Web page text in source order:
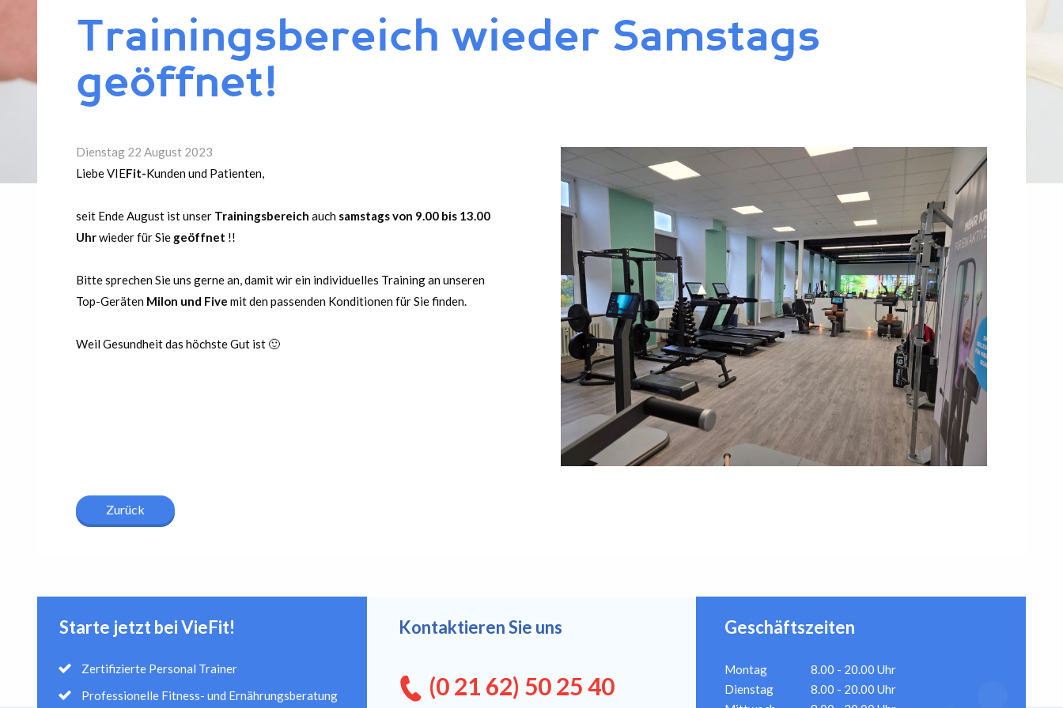
Trainingsbereich wieder Samstags
geöffnet!
Dienstag 22 August 2023
Liebe VIEFit-Kunden und Patienten,
seit Ende August ist unser Trainingsbereich auch samstags von 9.00 bis 13.00
Uhrwieder für Sie geöffnet !!
Bitte sprechen Sie uns gerne an, damit wir ein individuelles Training an unseren
Top-Geräten Milon und Five mit den passenden Konditionen für Sie finden.
Weil Gesundheit das höchste Gut ist 🙂
Zurück
Starte jetzt bei VieFit!
Zertifizierte Personal Trainer
Professionelle Fitness- und Ernährungsberatung
Kontaktieren Sie uns
(0 21 62) 50 25 40
Geschäftszeiten
Montag
8.00 - 20.00 Uhr
Dienstag
8.00 - 20.00 Uhr